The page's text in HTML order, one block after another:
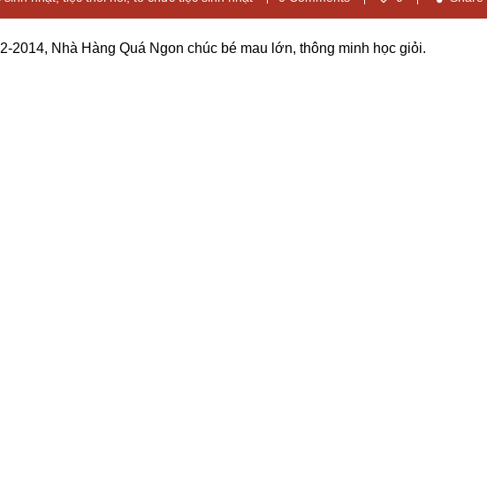
2014, Nhà Hàng Quá Ngon chúc bé mau lớn, thông minh học giỏi.